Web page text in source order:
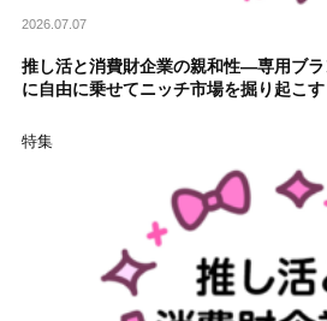
2026.07.07
推し活と消費財企業の親和性―専用ブ
に自由に乗せてニッチ市場を掘り起こす
特集